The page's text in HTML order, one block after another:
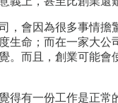
，會因為很多事情擔
生命；而在一家大公
。而且，創業可能會
得有一份工作是正常